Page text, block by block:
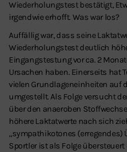
Wiederholungstest bestätigt,
irgendwie erhofft. Was war los?
Auffällig war, dass seine
Wiederholungstest deutlich
Eingangstestung vor ca. 2
Ursachen haben. Einerseits hat
vielen Grundlageneinheiten auf
umgestellt. Als Folge versucht
über den anaeroben
höhere Laktatwerte nach sich
„sympathikotones (erregendes)
Sportler ist als Folge